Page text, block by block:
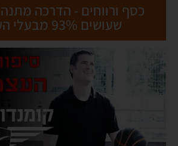
כסף ורווחים - הדרכה
שעושים 93% מבעלי העסקים